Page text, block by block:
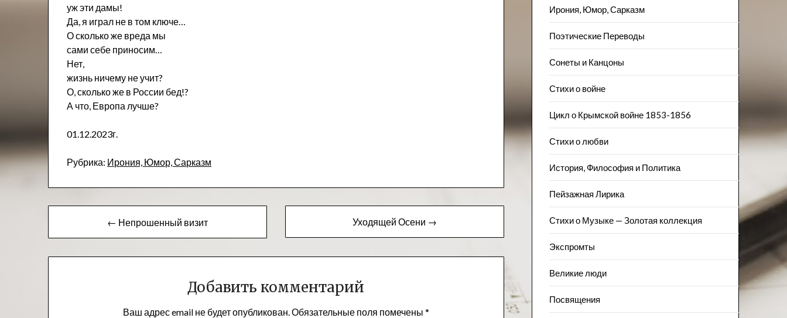
уж эти дамы!
Да, я играл не в том ключе…
О сколько же вреда мы
сами себе приносим…
Нет,
жизнь ничему не учит?
О, сколько же в России бед!?
А что, Европа лучше?
01.12.2023г.
Рубрика: Ирония, Юмор, Сарказм
по
записям
← Непрошенный визит Уходящей Осени →
Добавить комментарий
Ваш адрес email не будет опубликован. Обязательные поля помечены *
Ирония, Юмор, Сарказм
Поэтические Переводы
Сонеты и Канцоны
Стихи о войне
Цикл о Крымской войне 1853-1856
Стихи о любви
История, Философия и Политика
Пейзажна​я Лирика
Стихи о Музыке — Золотая коллекция
Экспромты
Великие люди
Посвящения